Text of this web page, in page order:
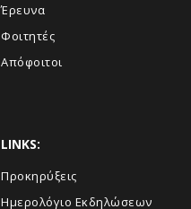
Έρευνα
Φοιτητές
Απόφοιτοι
LINKS:
Προκηρύξεις
Ημερολόγιο Εκδηλώσεων